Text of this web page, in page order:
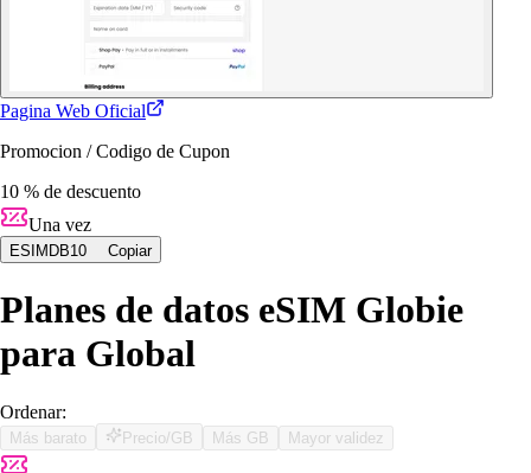
Pagina Web Oficial
Promocion / Codigo de Cupon
10 % de descuento
Una vez
ESIMDB10 Copiar
Planes de datos eSIM Globie
para Global
Ordenar:
Más barato Precio/GB Más GB Mayor validez